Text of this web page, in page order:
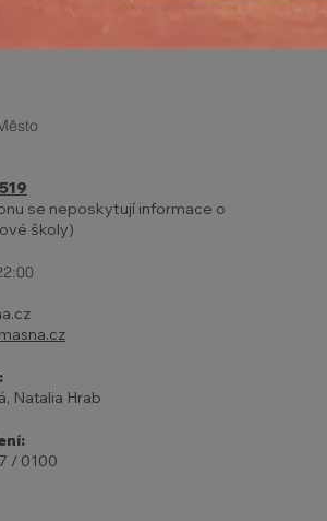
se neposkytují informace o
školy)
Natalia Hrab
/ 0100